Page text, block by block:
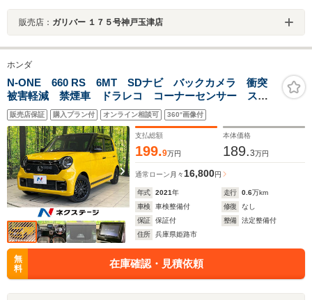
販売店： ガリバー １７５号神戸玉津店
ホンダ
N-ONE 660 RS 6MT SDナビ バックカメラ 衝突
被害軽減 禁煙車 ドラレコ コーナーセンサー スマ
ートキー LEDヘッド ETC 純正15インチアルミ 車
線逸脱警報 オートライト オートエアコン
販売店保証 購入プラン付 オンライン相談可 360°画像付
支払総額
199.9万円
本体価格
189.3万円
通常ローン 月々 16,800円
年式 2021年 走行 0.6万km
車検
車検整備付 修復
なし
保証
保証付 整備
法定整備付
住所
兵庫県姫路市
無
料
在庫確認・見積依頼